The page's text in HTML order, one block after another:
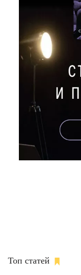
Топ статей